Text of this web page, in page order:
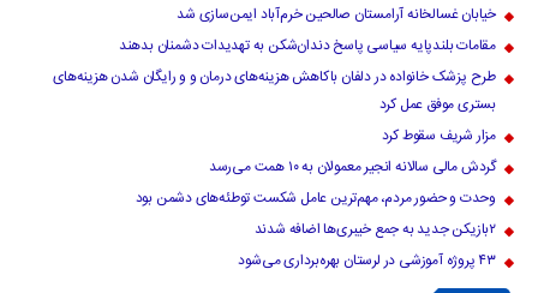
خیابان غسالخانه آرامستان صالحین خرم‌آباد ایمن‌سازی شد
مقامات بلندپایه سیاسی پاسخ دندان‌شکن به تهدیدات دشمنان بدهند
طرح پزشک خانواده در دلفان باکاهش هزینه‌های درمان و و رایگان شدن هزینه‌های
بستری موفق عمل کرد
مزار شریف سقوط کرد
گردش مالی سالانه انجیر معمولان به ۱۰ همت می‌رسد
وحدت و حضور مردم، مهم‌ترین عامل شکست توطئه‌های دشمن بود
۲بازیکن جدید به جمع خیبری‌ها اضافه شدند
۴۳ پروژه آموزشی در لرستان بهره‌برداری می‌شود